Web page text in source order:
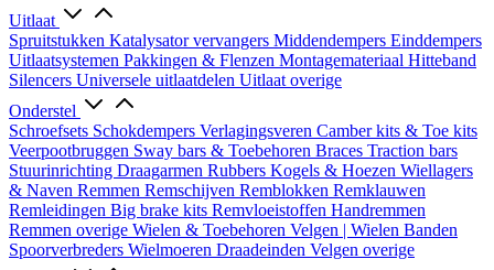
Uitlaat
Spruitstukken Katalysator vervangers Middendempers Einddempers
Uitlaatsystemen Pakkingen & Flenzen Montagemateriaal Hitteband
Silencers Universele uitlaatdelen Uitlaat overige
Onderstel
Schroefsets Schokdempers Verlagingsveren Camber kits & Toe kits
Veerpootbruggen Sway bars & Toebehoren Braces Traction bars
Stuurinrichting Draagarmen Rubbers Kogels & Hoezen Wiellagers
& Naven Remmen Remschijven Remblokken Remklauwen
Remleidingen Big brake kits Remvloeistoffen Handremmen
Remmen overige Wielen & Toebehoren Velgen | Wielen Banden
Spoorverbreders Wielmoeren Draadeinden Velgen overige